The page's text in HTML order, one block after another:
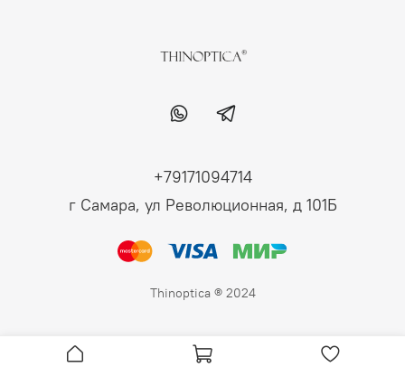
+79171094714
г Самара, ул Революционная, д 101Б
Thinoptica ® 2024